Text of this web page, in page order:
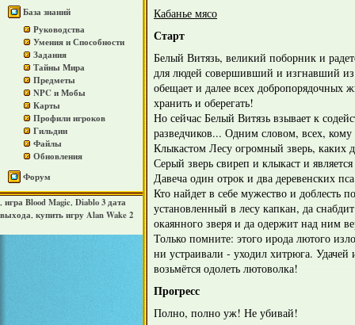
База знаний
Руководства
Умения и Способности
Задания
Тайны Мира
Предметы
NPC и Мобы
Карты
Профили игроков
Гильдии
Файлы
Обновления
Форум
, игра Blood Magic, Diablo 3 дата
выхода, купить игру Alan Wake 2
Кабанье мясо
Старт
Белый Витязь, великий поборник и
для людей совершивший и изгнавший
обещает и далее всех добропорядочных
хранить и оберегать!
Но сейчас Белый Витязь взывает к
разведчиков... Одним словом, всех,
Клыкастом Лесу огромный зверь, каких
Серый зверь свиреп и клыкаст и
Давеча один отрок и два деревенских
Кто найдет в себе мужество и доблесть
установленный в лесу капкан, да
окаянного зверя и да одержит над ним
Только помните: этого ирода лютого
ни устраивали - уходил хитрюга. Удачей
возьмётся одолеть лютоволка!
Прогресс
Полно, полно уж! Не убивай!